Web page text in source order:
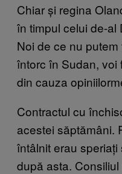
Chiar și regina
în timpul celui de-al
Noi de ce nu
întorc în Sudan, voi
din cauza
Contractul cu
acestei săptămâni.
întâlnit erau
după asta.